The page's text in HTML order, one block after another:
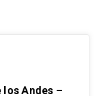
los Andes –